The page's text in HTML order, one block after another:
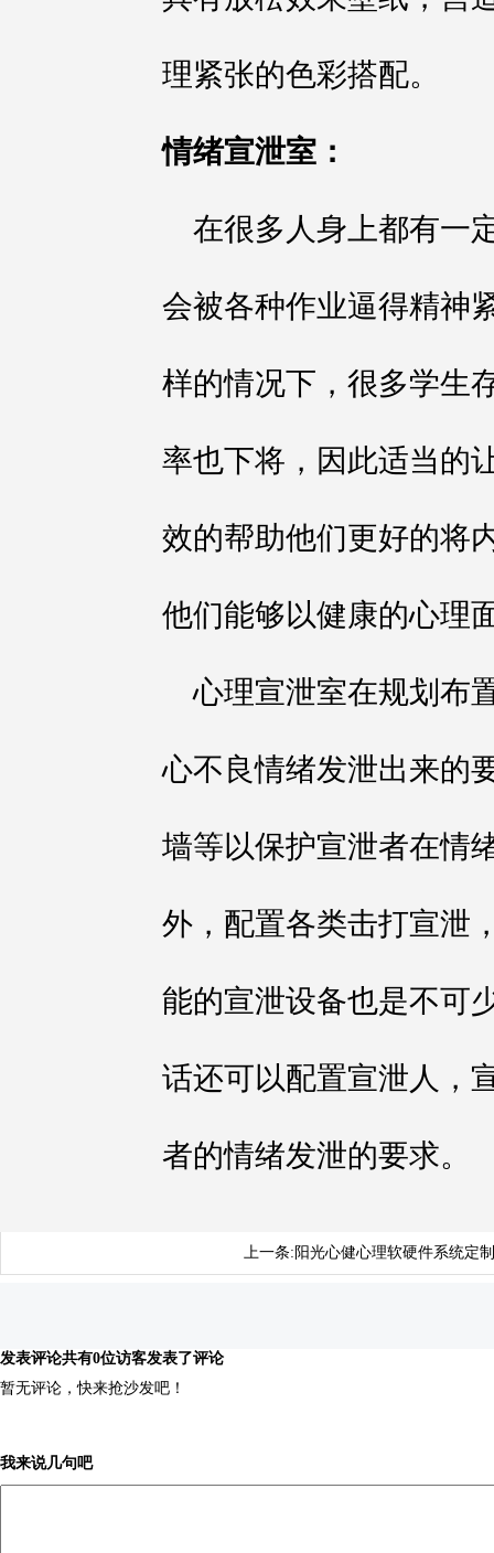
理紧张的色彩搭配。
情绪宣泄室：
在很多人身上都有一
会被各种作业逼得精神
样的情况下，很多学生
率也下将，因此适当的
效的帮助他们更好的将
他们能够以健康的心理
心理宣泄室在规划布
心不良情绪发泄出来的
墙等以保护宣泄者在情
外，配置各类击打宣泄
能的宣泄设备也是不可
话还可以配置宣泄人，
者的情绪发泄的要求。
上一条:阳光心健心理软硬件系统定
发表评论共有0位访客发表了评论
暂无评论，快来抢沙发吧！
我来说几句吧